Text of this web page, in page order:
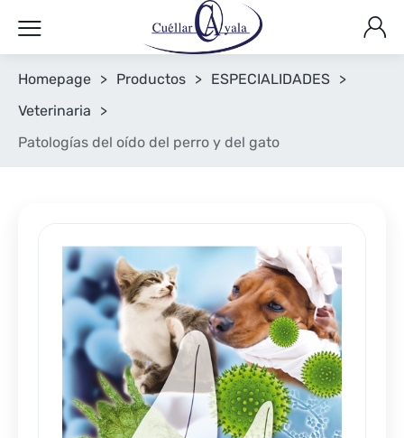
Homepage > Productos > ESPECIALIDADES >
Veterinaria
>
Patologías del oído del perro y del gato